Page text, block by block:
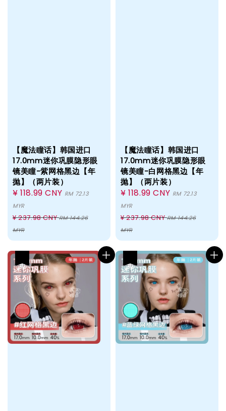
【魔法瞳话】韩国进口
17.0mm迷你巩膜隐形眼
镜美瞳-紫网格黑边【年
抛】（两片装）
Sale
price
¥ 118.99 CNY RM 72.13
MYR
Regular
price
¥ 237.98 CNYRM 144.26
MYR
【魔法瞳话】韩国进口
17.0mm迷你巩膜隐形眼
镜美瞳-白网格黑边【年
抛】（两片装）
Sale
price
¥ 118.99 CNY RM 72.13
MYR
Regular
price
¥ 237.98 CNYRM 144.26
MYR